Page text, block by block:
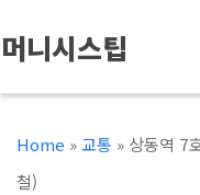
텐
츠
머니시스팁
Home »교통 » 상동역 7
철)